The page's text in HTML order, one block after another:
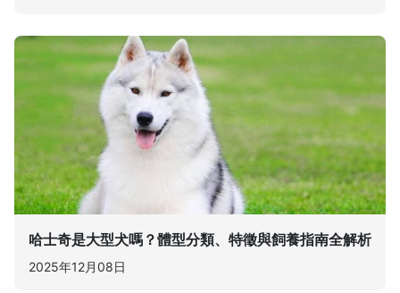
哈士奇是大型犬嗎？體型分類、特徵與飼養指南全解析
2025年12月08日